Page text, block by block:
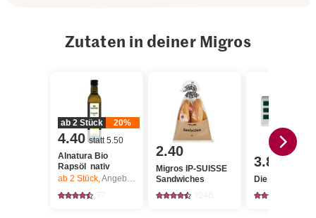
Zutaten in deiner Migros
ab 2 Stück 20%
4.40 statt 5.50
Alnatura Bio
Rapsöl nativ
ab 2 Stück,Angebot gilt nur vom 6.8. bis 12.8.2026, solange Vorrat.
2.40
Migros IP-SUISSE
Sandwiches
3.85
Die Butter